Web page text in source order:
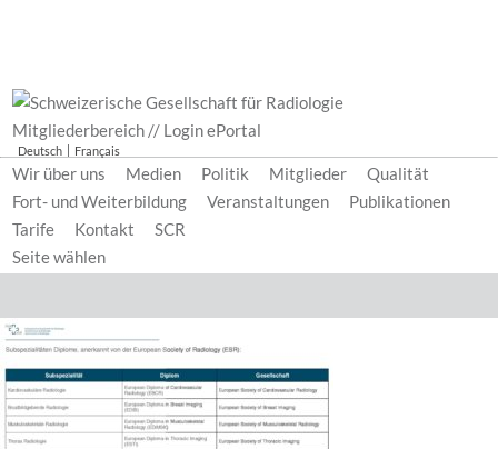
Mitgliederbereich // Login ePortal
Deutsch Français
Wir über uns Medien Politik Mitglieder
Qualität
Fort- und Weiterbildung
Veranstaltungen
Publikationen
Tarife
Kontakt
SCR
Seite wählen